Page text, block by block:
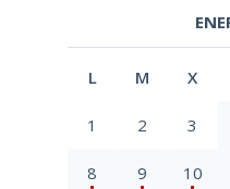
L M X
1 2 3
8 9 10